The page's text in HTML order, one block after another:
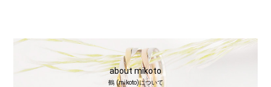
about mikoto
鶴 (mikoto)について